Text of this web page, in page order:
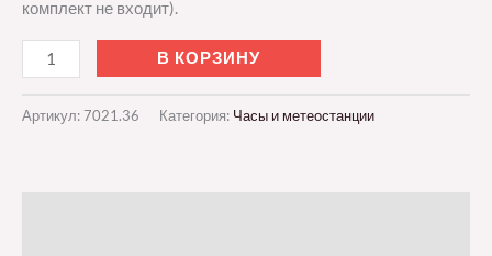
комплект не входит).
В КОРЗИНУ
Артикул:7021.36 Категория: Часы и метеостанции